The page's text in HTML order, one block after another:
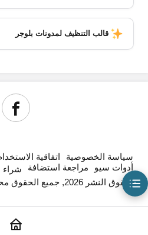
قالب التنظيف لمدونات بلوجر
سياسة الخصوصية اتفاقية
أدوات سيو
مراجعة استضافة
© حقوق النشر 2026, جميع الحقوق محفوظة.
محتوى الشراكة الجديدة في حفظ
الآثار الاستراتيجية لشراكة حفظ